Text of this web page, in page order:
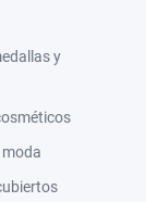
y